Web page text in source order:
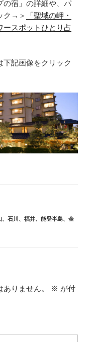
の宿」の詳細や、パ
ク→＞
「聖域の岬・
ースポットひとり占
記画像をクリック
、 石川 、 福井、 能登半島、 金
りません。 ※ が付